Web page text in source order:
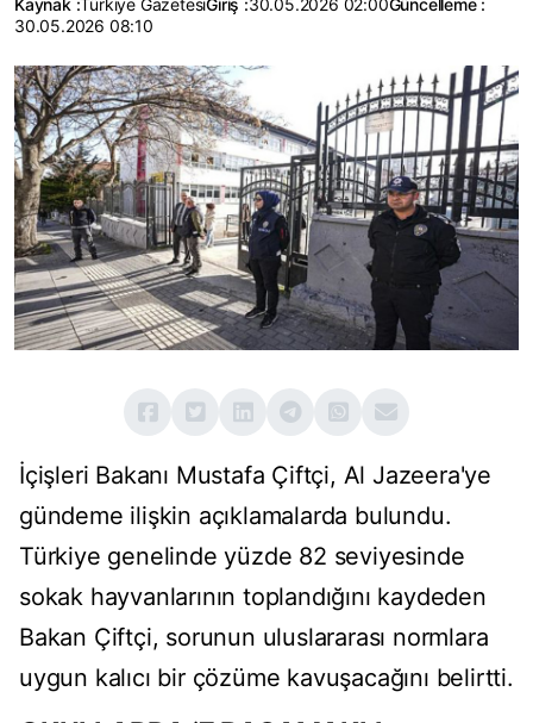
Kaynak :Türkiye GazetesiGiriş :30.05.2026 02:00Güncelleme :
30.05.2026 08:10
İçişleri Bakanı Mustafa Çiftçi, Al Jazeera'ye
gündeme ilişkin açıklamalarda bulundu.
Türkiye genelinde yüzde 82 seviyesinde
sokak hayvanlarının toplandığını kaydeden
Bakan Çiftçi, sorunun uluslararası normlara
uygun kalıcı bir çözüme kavuşacağını belirtti.